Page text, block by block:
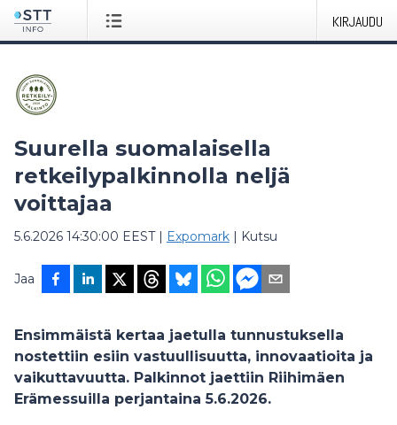
KIRJAUDU
Suurella suomalaisella
retkeilypalkinnolla neljä
voittajaa
5.6.2026 14:30:00 EEST| Expomark | Kutsu
Jaa
Ensimmäistä kertaa jaetulla tunnustuksella
nostettiin esiin vastuullisuutta, innovaatioita ja
vaikuttavuutta. Palkinnot jaettiin Riihimäen
Erämessuilla perjantaina 5.6.2026.